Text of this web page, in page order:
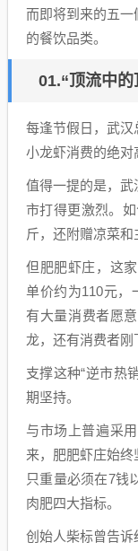
而即将到来的五一
的餐饮品类。
01.“顶流中
每逢节假日，武
小龙虾消费的绝对
值得一提的是，
市打得更激烈。
斤，还附赠凉菜和
但肥肥虾庄，这
单价约为110元，
有大量消费者愿
龙，还有消费者刚
支撑这种“逆市热
期坚持。
与市场上普遍采
来，肥肥虾庄始
只重量必须在7钱
肉肥四大指标。
创始人柴标曾告